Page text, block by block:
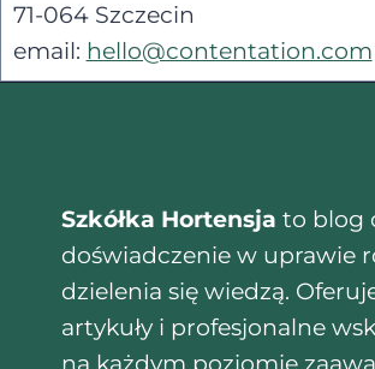
71-064 Szczecin
email: hello@contentation.com
Szkółka Hortensja to blog
doświadczenie w uprawie
dzielenia się wiedzą.
artykuły i profesjonalne